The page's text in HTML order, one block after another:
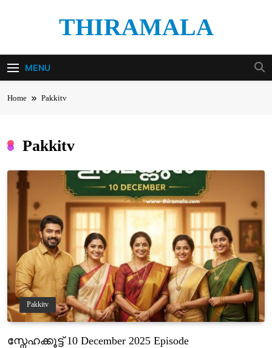
THIRAMALA
MENU
Home Pakkitv
Pakkitv
Pakkitv
സ്നേഹക്കൂട്ട് 10 December 2025 Episode